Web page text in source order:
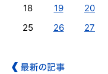
18
19 20
25
26 27